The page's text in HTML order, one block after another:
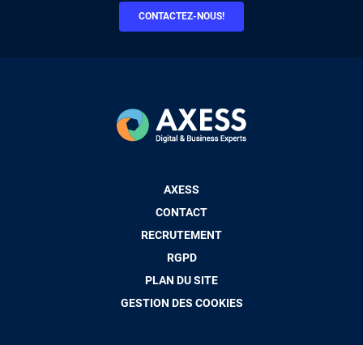
CONTACTEZ-NOUS!
AXESS
CONTACT
RECRUTEMENT
RGPD
PLAN DU SITE
GESTION DES COOKIES